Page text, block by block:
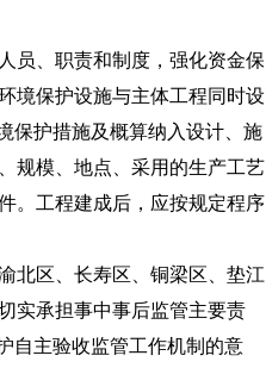
、职责和制度，强化资金保
境保护设施与主体工程同时设
保护措施及概算纳入设计、施
规模、地点、采用的生产工艺
。工程建成后，应按规定程序
区、长寿区、铜梁区、垫江
实承担事中事后监管主要责
自主验收监管工作机制的意